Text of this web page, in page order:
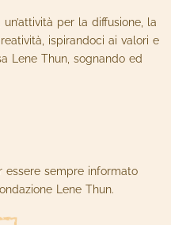
per la diffusione, la
ispirandoci ai valori e
Lene Thun, sognando ed
essere sempre informato
Lene Thun.